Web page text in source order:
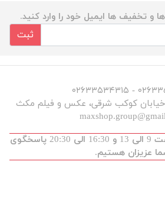
و تخفیف ها ایمیل خود را وارد کنید.
ثبت
شنبه تا پنجشنبه از ساعت 9 الی 13 و 16:30 الی 20:30 پاسخگوی
عزیزان هستیم.